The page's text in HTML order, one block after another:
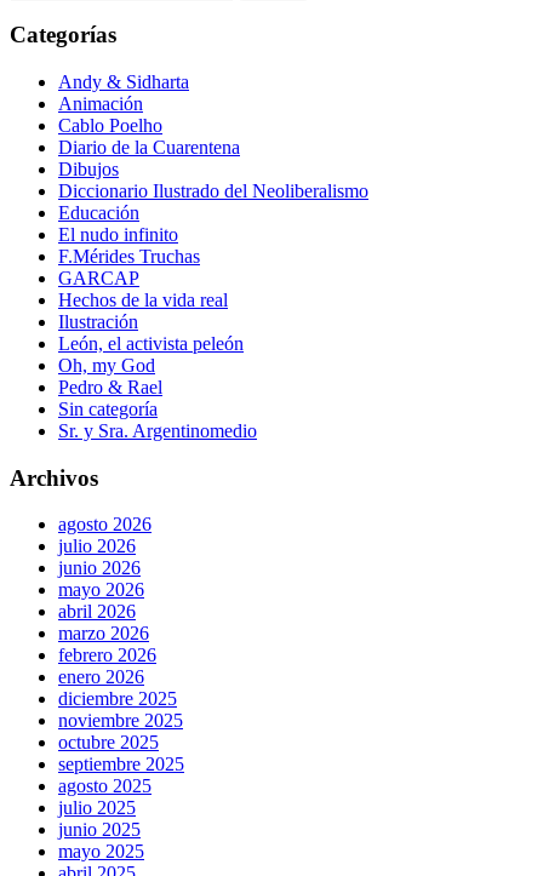
Categorías
Andy & Sidharta
Animación
Cablo Poelho
Diario de la Cuarentena
Dibujos
Diccionario Ilustrado del Neoliberalismo
Educación
El nudo infinito
F.Mérides Truchas
GARCAP
Hechos de la vida real
Ilustración
León, el activista peleón
Oh, my God
Pedro & Rael
Sin categoría
Sr. y Sra. Argentinomedio
Archivos
agosto 2026
julio 2026
junio 2026
mayo 2026
abril 2026
marzo 2026
febrero 2026
enero 2026
diciembre 2025
noviembre 2025
octubre 2025
septiembre 2025
agosto 2025
julio 2025
junio 2025
mayo 2025